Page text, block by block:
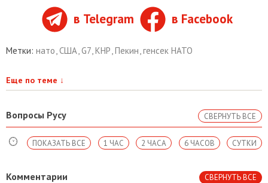
в Telegram в Facebook
Метки: нато,США,G7,КНР,Пекин,генсек НАТО
Еще по теме ↓
Вопросы Русу СВЕРНУТЬ ВСЕ
СУТКИ
6 ЧАСОВ
2 ЧАСА
1 ЧАС
ПОКАЗАТЬ ВСЕ
Комментарии СВЕРНУТЬ ВСЕ